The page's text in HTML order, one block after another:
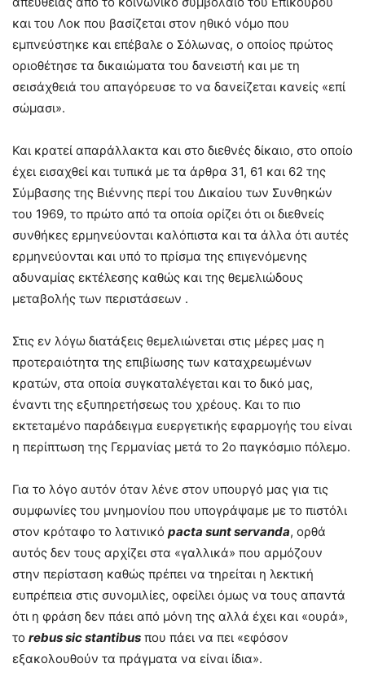
και του Λοκ που βασίζεται στον ηθικό νόμο που
εμπνεύστηκε και επέβαλε ο Σόλωνας, o οποίος πρώτος
οριοθέτησε τα δικαιώματα του δανειστή και με τη
σεισάχθειά του απαγόρευσε το να δανείζεται κανείς «επί
σώμασι».
Και κρατεί απαράλλακτα και στο διεθνές δίκαιο, στο οποίο
έχει εισαχθεί και τυπικά με τα άρθρα 31, 61 και 62 της
Σύμβασης της Βιέννης περί του Δικαίου των Συνθηκών
του 1969, το πρώτο από τα οποία ορίζει ότι οι διεθνείς
συνθήκες ερμηνεύονται καλόπιστα και τα άλλα ότι αυτές
ερμηνεύονται και υπό το πρίσμα της επιγενόμενης
αδυναμίας εκτέλεσης καθώς και της θεμελιώδους
μεταβολής των περιστάσεων .
Στις εν λόγω διατάξεις θεμελιώνεται στις μέρες μας η
προτεραιότητα της επιβίωσης των καταχρεωμένων
κρατών, στα οποία συγκαταλέγεται και το δικό μας,
έναντι της εξυπηρετήσεως του χρέους. Και το πιο
εκτεταμένο παράδειγμα ευεργετικής εφαρμογής του είναι
η περίπτωση της Γερμανίας μετά το 2ο παγκόσμιο πόλεμο.
Για το λόγο αυτόν όταν λένε στον υπουργό μας για τις
συμφωνίες του μνημονίου που υπογράψαμε με το πιστόλι
στον κρόταφο το λατινικό pacta sunt servanda, ορθά
αυτός δεν τους αρχίζει στα «γαλλικά» που αρμόζουν
στην περίσταση καθώς πρέπει να τηρείται η λεκτική
ευπρέπεια στις συνομιλίες, οφείλει όμως να τους απαντά
ότι η φράση δεν πάει από μόνη της αλλά έχει και «ουρά»,
το rebus sic stantibus που πάει να πει «εφόσον
εξακολουθούν τα πράγματα να είναι ίδια».